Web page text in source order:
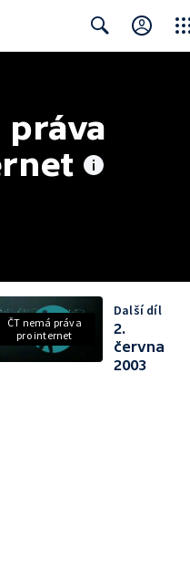
práva
ČT nemá práva
pro internet
Další díl
2.
června
2003